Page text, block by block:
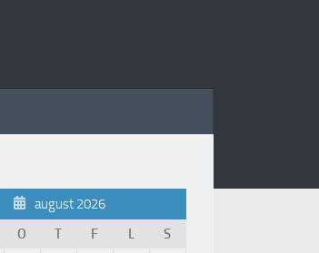
august 2026
O T F L
S